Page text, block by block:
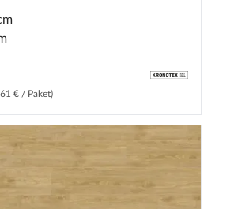
€ / Paket)